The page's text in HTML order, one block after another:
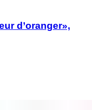
d’oranger»,